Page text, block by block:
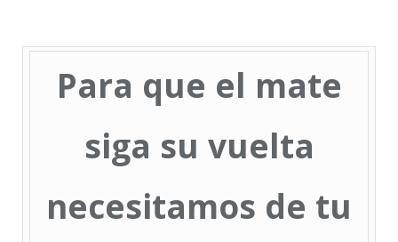
Para que el mate
siga su vuelta
necesitamos de tu